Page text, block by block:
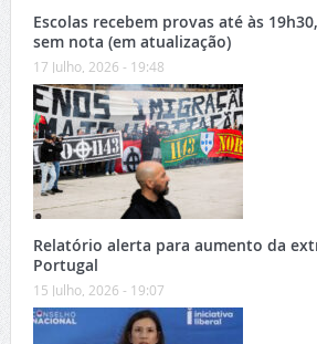
Escolas recebem provas até às
sem nota (em atualização)
17 Julho, 2026 - 19:48
Relatório alerta para aumento da
Portugal
15 Julho, 2026 - 19:07